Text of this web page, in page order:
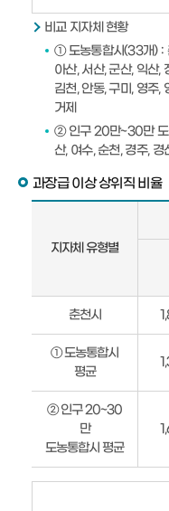
비교 지자체 현황
① 도농통합시(33개) :
아산, 서산, 군산, 익산,
김천, 안동, 구미, 영주,
거제
② 인구 20만~30만 도
산, 여수, 순천, 경주, 경
과장급 이상 상위직 비율
급
상
위
직
비
율
안
내
지자체 유형별
춘천시
① 도농통합시
평균
② 인구 20~30
만
도농통합시 평균